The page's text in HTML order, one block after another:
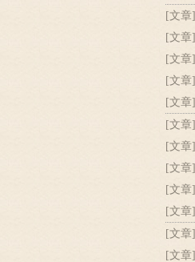
[文章]
[文章]
[文章]
[文章]
[文章]
[文章]
[文章]
[文章]
[文章]
[文章]
[文章]
[文章]